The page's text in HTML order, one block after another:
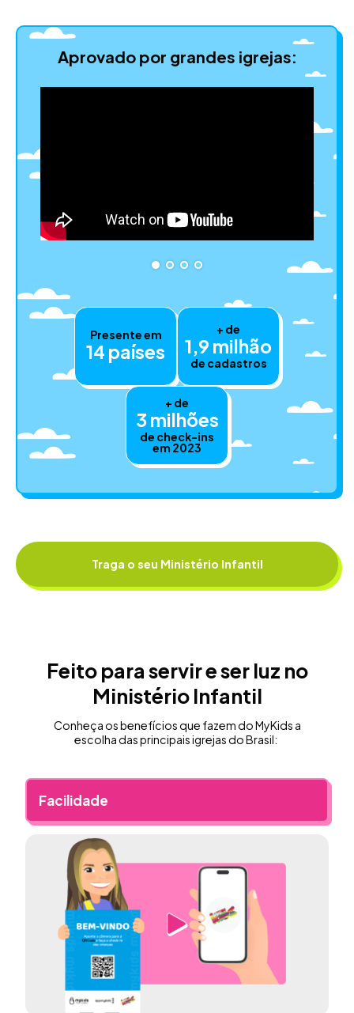
Aprovado por grandes igrejas:
Presente em
14 países
+ de
1,9 milhão
de cadastros
+ de
3 milhões
de check-ins
em 2023
Traga o seu Ministério Infantil
Feito para servir e ser luz no
Ministério Infantil
Conheça os benefícios que fazem do MyKids a
escolha das principais igrejas do Brasil:
Facilidade